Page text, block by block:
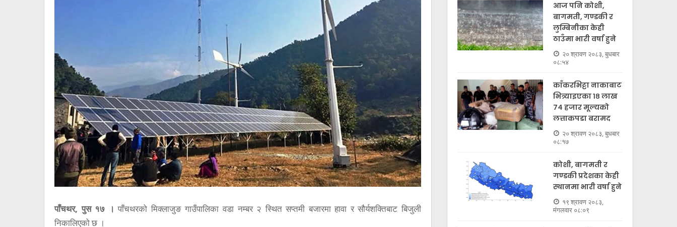
पाँचथर, पुस १७ । पाँचथरको मिक्लाजुङ गाउँपालिका वडा नम्बर २ स्थित सप्तमी बजारमा हावा र सौर्यशक्तिबाट बिजुली
निकालिएको छ ।
आज पनि कोशी,
बागमती, गण्डकी र
लुम्बिनीका केही
ठाउँमा भारी वर्षा हुने
२० श्रावण २०८३, बुधबार
०८:५४
काँकरभिट्टा नाकाबाट
भित्र्याइएका १८ लाख
७४ हजार मूल्यकाे
लत्ताकपडा बरामद
२० श्रावण २०८३, बुधबार
०८:१७
कोशी, बागमती र
गण्डकी प्रदेशका केही
स्थानमा भारी वर्षा हुने
१९ श्रावण २०८३,
मंगलवार ०८:०९